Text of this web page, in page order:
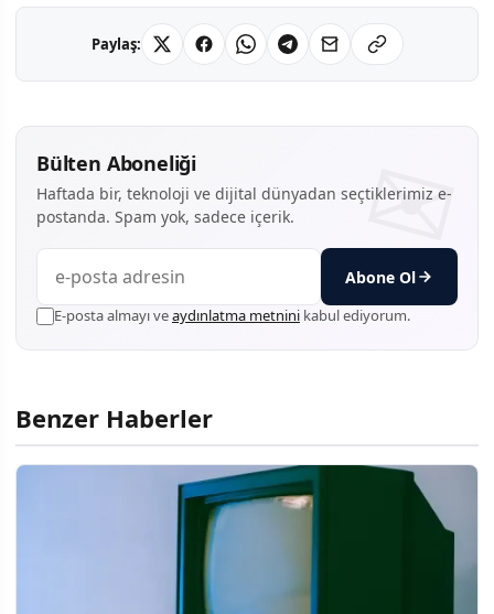
Paylaş:
Bülten Aboneliği
Haftada bir, teknoloji ve dijital dünyadan seçtiklerimiz e-
postanda. Spam yok, sadece içerik.
Abone Ol
E-posta almayı veaydınlatma metnini kabul ediyorum.
Benzer Haberler